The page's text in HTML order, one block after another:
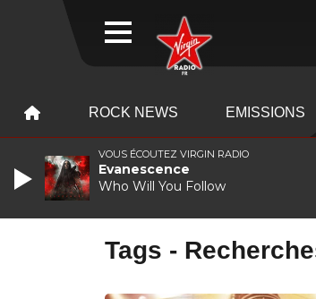
ROCK NEWS EMISSIONS
Tags -
VOUS ÉCOUTEZ VIRGIN RADIO
Evanescence
Who Will You Follow
WEBRADIO